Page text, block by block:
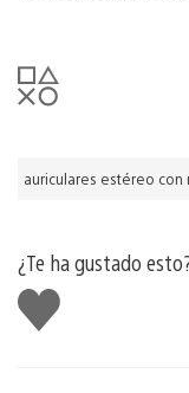
auriculares estéreo con
¿Te ha gustado
Me
gusta